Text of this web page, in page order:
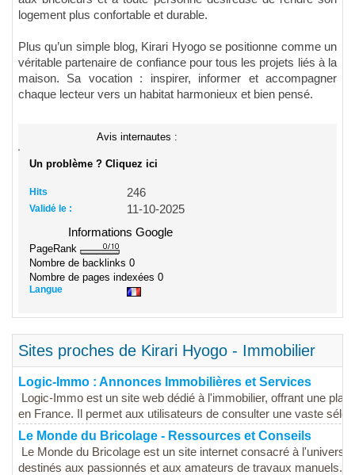
logement plus confortable et durable.
Plus qu’un simple blog, Kirari Hyogo se positionne comme un
véritable partenaire de confiance pour tous les projets liés à la
maison. Sa vocation : inspirer, informer et accompagner
chaque lecteur vers un habitat harmonieux et bien pensé.
Avis internautes :
Un problème ? Cliquez ici
Hits 246
Validé le :
11-10-2025
Informations Google
PageRank
Nombre de backlinks 0
Nombre de pages indexées 0
Langue
Sites proches de Kirari Hyogo - Immobilier
Logic-Immo : Annonces Immobilières et Services
Logic-Immo est un site web dédié à l'immobilier, offrant une
en France. Il permet aux utilisateurs de consulter une vaste
Le Monde du Bricolage - Ressources et Conseils
Le Monde du Bricolage est un site internet consacré à l'univers
destinés aux passionnés et aux amateurs de travaux manuels.